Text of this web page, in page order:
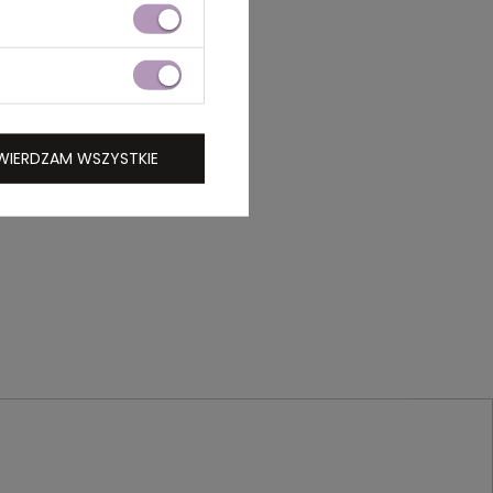
WSZYSTKIE